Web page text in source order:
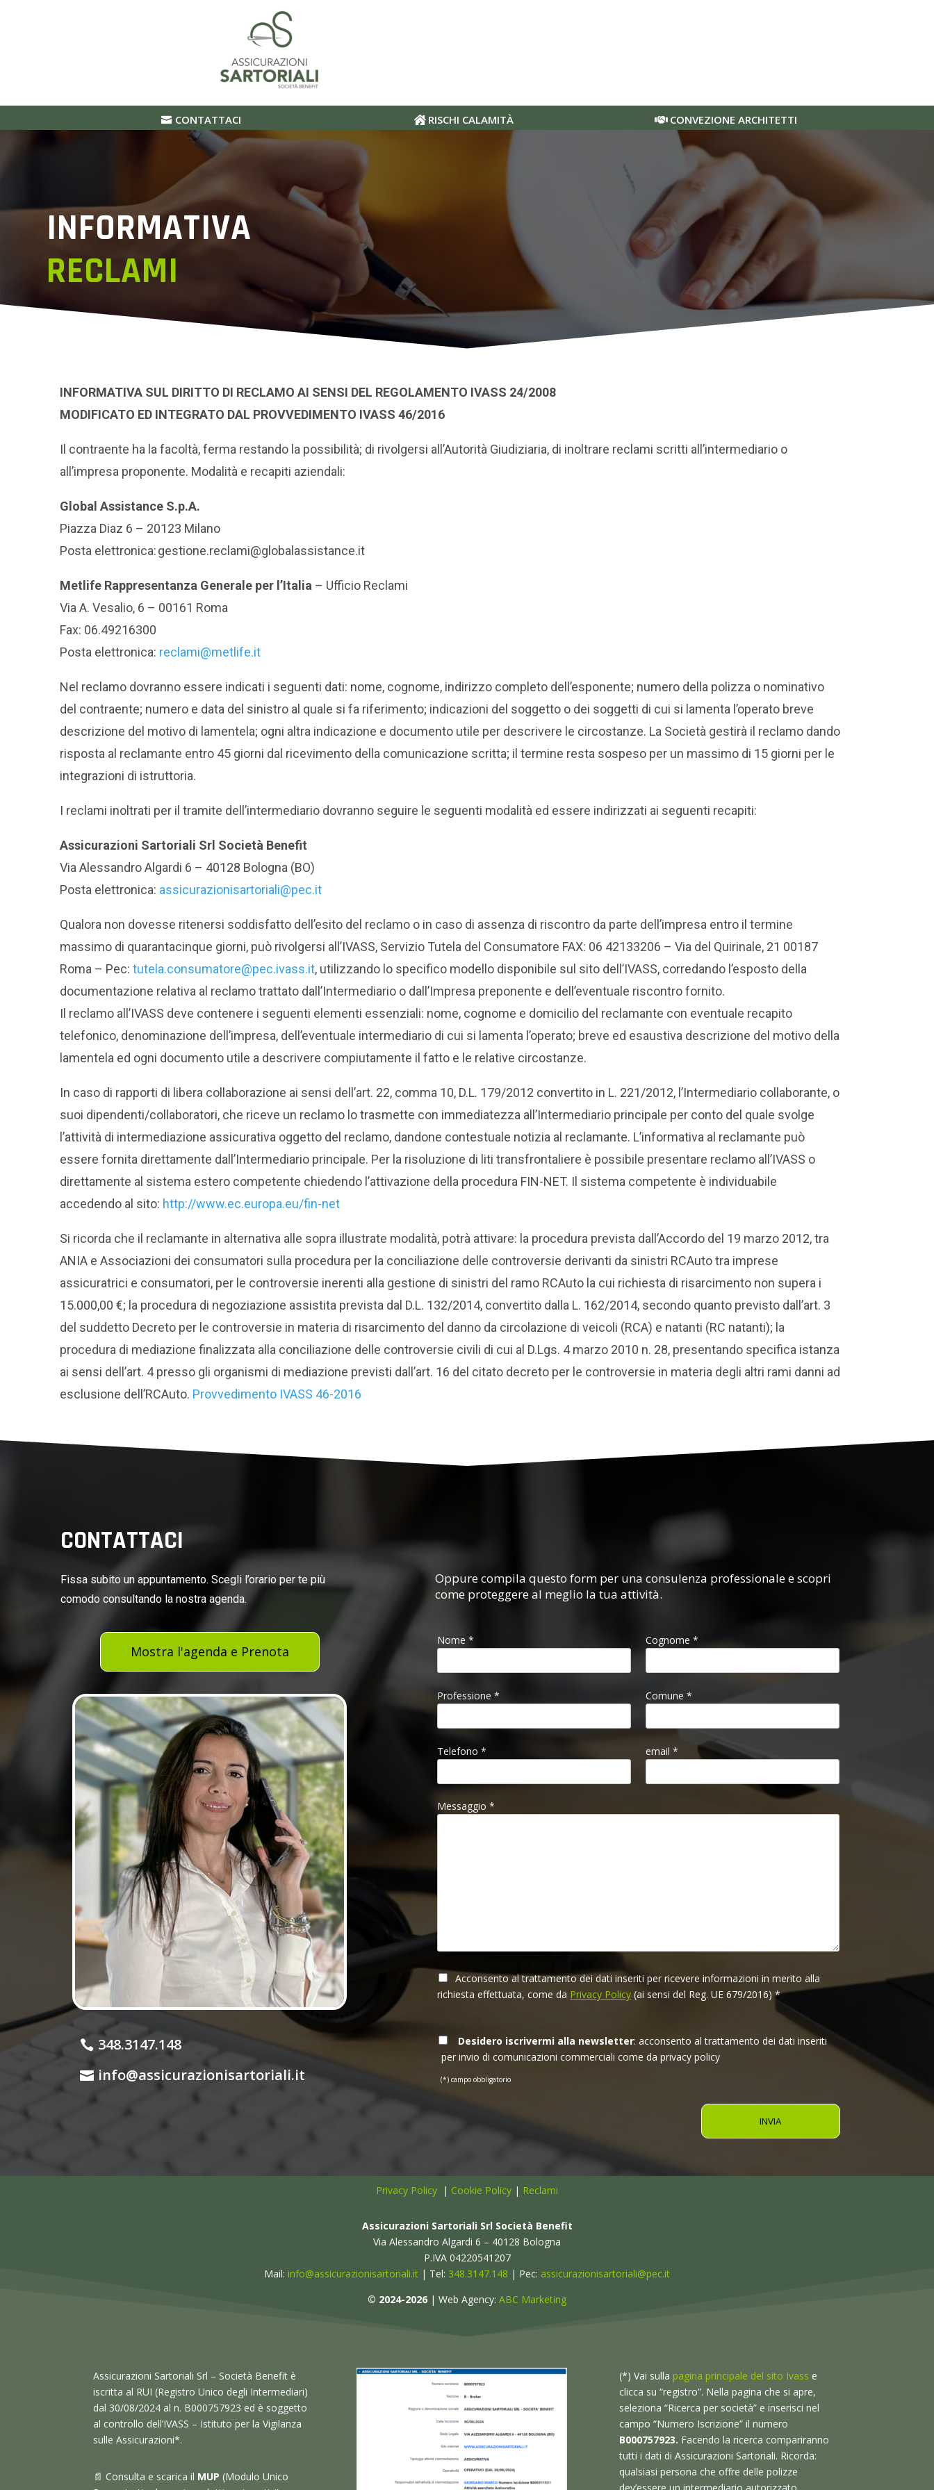
CONTATTACI RISCHI CALAMITÀ CONVEZIONE ARCHITETTI
INFORMATIVA
RECLAMI
INFORMATIVA SUL DIRITTO DI RECLAMO AI SENSI DEL REGOLAMENTO IVASS 24/2008
MODIFICATO ED INTEGRATO DAL PROVVEDIMENTO IVASS 46/2016
Il contraente ha la facoltà, ferma restando la possibilità; di rivolgersi all’Autorità Giudiziaria, di inoltrare reclami scritti all’intermediario o
all’impresa proponente. Modalità e recapiti aziendali:
Global Assistance S.p.A.
Piazza Diaz 6 – 20123 Milano
Posta elettronica: gestione.reclami@globalassistance.it
Metlife Rappresentanza Generale per l’Italia – Ufficio Reclami
Via A. Vesalio, 6 – 00161 Roma
Fax: 06.49216300
Posta elettronica: reclami@metlife.it
Nel reclamo dovranno essere indicati i seguenti dati: nome, cognome, indirizzo completo dell’esponente; numero della polizza o nominativo
del contraente; numero e data del sinistro al quale si fa riferimento; indicazioni del soggetto o dei soggetti di cui si lamenta l’operato breve
descrizione del motivo di lamentela; ogni altra indicazione e documento utile per descrivere le circostanze. La Società gestirà il reclamo dando
risposta al reclamante entro 45 giorni dal ricevimento della comunicazione scritta; il termine resta sospeso per un massimo di 15 giorni per le
integrazioni di istruttoria.
I reclami inoltrati per il tramite dell’intermediario dovranno seguire le seguenti modalità ed essere indirizzati ai seguenti recapiti:
Assicurazioni Sartoriali Srl Società Benefit
Via Alessandro Algardi 6 – 40128 Bologna (BO)
Posta elettronica: assicurazionisartoriali@pec.it
Qualora non dovesse ritenersi soddisfatto dell’esito del reclamo o in caso di assenza di riscontro da parte dell’impresa entro il termine
massimo di quarantacinque giorni, può rivolgersi all’IVASS, Servizio Tutela del Consumatore FAX: 06 42133206 – Via del Quirinale, 21 00187
Roma – Pec:tutela.consumatore@pec.ivass.it, utilizzando lo specifico modello disponibile sul sito dell’IVASS, corredando l’esposto della
documentazione relativa al reclamo trattato dall’Intermediario o dall’Impresa preponente e dell’eventuale riscontro fornito.
Il reclamo all’IVASS deve contenere i seguenti elementi essenziali: nome, cognome e domicilio del reclamante con eventuale recapito
telefonico, denominazione dell’impresa, dell’eventuale intermediario di cui si lamenta l’operato; breve ed esaustiva descrizione del motivo della
lamentela ed ogni documento utile a descrivere compiutamente il fatto e le relative circostanze.
In caso di rapporti di libera collaborazione ai sensi dell’art. 22, comma 10, D.L. 179/2012 convertito in L. 221/2012, l’Intermediario collaborante, o
suoi dipendenti/collaboratori, che riceve un reclamo lo trasmette con immediatezza all’Intermediario principale per conto del quale svolge
l’attività di intermediazione assicurativa oggetto del reclamo, dandone contestuale notizia al reclamante. L’informativa al reclamante può
essere fornita direttamente dall’Intermediario principale. Per la risoluzione di liti transfrontaliere è possibile presentare reclamo all’IVASS o
direttamente al sistema estero competente chiedendo l’attivazione della procedura FIN-NET. Il sistema competente è individuabile
accedendo al sito: http://www.ec.europa.eu/fin-net
Si ricorda che il reclamante in alternativa alle sopra illustrate modalità, potrà attivare: la procedura prevista dall’Accordo del 19 marzo 2012, tra
ANIA e Associazioni dei consumatori sulla procedura per la conciliazione delle controversie derivanti da sinistri RCAuto tra imprese
assicuratrici e consumatori, per le controversie inerenti alla gestione di sinistri del ramo RCAuto la cui richiesta di risarcimento non supera i
15.000,00 €; la procedura di negoziazione assistita prevista dal D.L. 132/2014, convertito dalla L. 162/2014, secondo quanto previsto dall’art. 3
del suddetto Decreto per le controversie in materia di risarcimento del danno da circolazione di veicoli (RCA) e natanti (RC natanti); la
procedura di mediazione finalizzata alla conciliazione delle controversie civili di cui al D.Lgs. 4 marzo 2010 n. 28, presentando specifica istanza
ai sensi dell’art. 4 presso gli organismi di mediazione previsti dall’art. 16 del citato decreto per le controversie in materia degli altri rami danni ad
esclusione dell’RCAuto. Provvedimento IVASS 46-2016
CONTATTACI
Fissa subito un appuntamento. Scegli l’orario per te più
comodo consultando la nostra agenda.
Mostra l'agenda e Prenota
348.3147.148
info@assicurazionisartoriali.it
Oppure compila questo form per una consulenza professionale e scopri
come proteggere al meglio la tua attività.
Nome * Cognome *
Professione * Comune *
Telefono * email *
Messaggio *
Acconsento al trattamento dei dati inseriti per ricevere informazioni in merito alla
richiesta effettuata, come da Privacy Policy (ai sensi del Reg. UE 679/2016)*
Desidero iscrivermi alla newsletter: acconsento al trattamento dei dati inseriti
per invio di comunicazioni commerciali come da privacy policy
(*) campo obbligatorio
Privacy Policy | Cookie Policy | Reclami
Assicurazioni Sartoriali Srl Società Benefit
Via Alessandro Algardi 6 – 40128 Bologna
P.IVA 04220541207
Mail: info@assicurazionisartoriali.it | Tel: 348.3147.148 | Pec: assicurazionisartoriali@pec.it
© 2024-2026 | Web Agency: ABC Marketing
Assicurazioni Sartoriali Srl – Società Benefit è
iscritta al RUI (Registro Unico degli Intermediari)
dal 30/08/2024 al n. B000757923 ed è soggetto
al controllo dell’IVASS – Istituto per la Vigilanza
sulle Assicurazioni*.
📄 Consulta e scarica il MUP (Modulo Unico
(*) Vai sulla pagina principale del sito Ivass e
clicca su “registro”. Nella pagina che si apre,
seleziona “Ricerca per società” e inserisci nel
campo “Numero Iscrizione” il numero
B000757923. Facendo la ricerca compariranno
tutti i dati di Assicurazioni Sartoriali. Ricorda:
qualsiasi persona che offre delle polizze